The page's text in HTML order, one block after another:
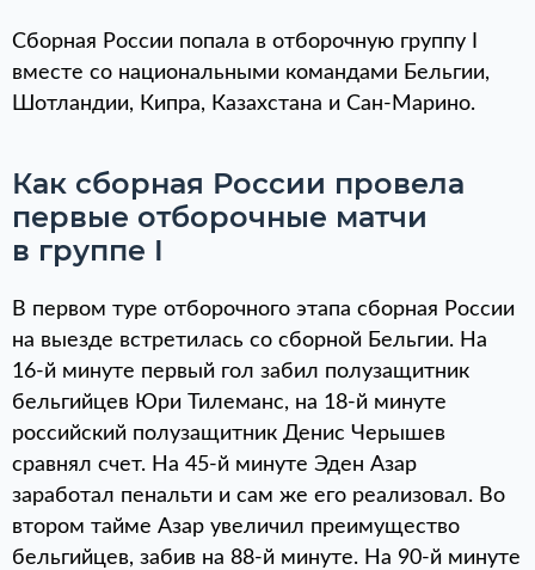
Сборная России попала в отборочную группу I
вместе со национальными командами Бельгии,
Шотландии, Кипра, Казахстана и Сан-Марино.
Как сборная России провела
первые отборочные матчи
в группе I
В первом туре отборочного этапа сборная России
на выезде встретилась со сборной Бельгии. На
16-й минуте первый гол забил полузащитник
бельгийцев Юри Тилеманс, на 18-й минуте
российский полузащитник Денис Черышев
сравнял счет. На 45-й минуте Эден Азар
заработал пенальти и сам же его реализовал. Во
втором тайме Азар увеличил преимущество
бельгийцев, забив на 88-й минуте. На 90-й минуте